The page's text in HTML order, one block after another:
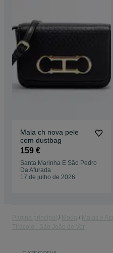
Mala ch nova pele
com dustbag
159 €
Santa Marinha E São Pedro
Da Afurada
17 de julho de 2026